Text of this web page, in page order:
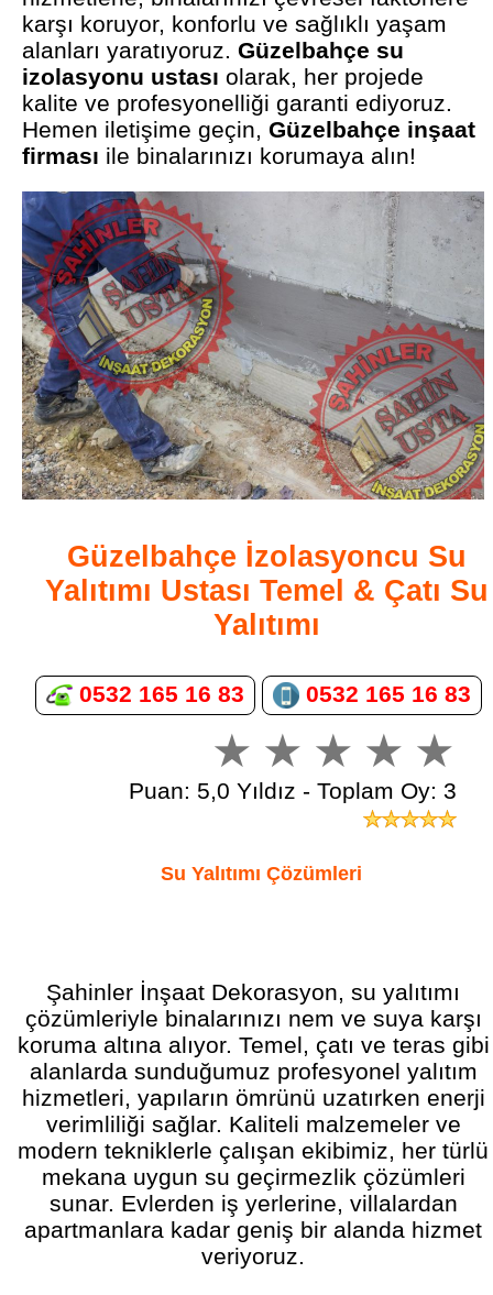
karşı koruyor, konforlu ve sağlıklı yaşam
alanları yaratıyoruz.Güzelbahçe su
izolasyonu ustası olarak, her projede
kalite ve profesyonelliği garanti ediyoruz.
Hemen iletişime geçin,Güzelbahçe inşaat
firması ile binalarınızı korumaya alın!
Güzelbahçe İzolasyoncu Su
Yalıtımı Ustası Temel & Çatı Su
Yalıtımı
0532 165 16 83 0532 165 16 83
Puan: 5,0 Yıldız - Toplam Oy: 3
Su Yalıtımı Çözümleri
Şahinler İnşaat Dekorasyon, su yalıtımı
çözümleriyle binalarınızı nem ve suya karşı
koruma altına alıyor. Temel, çatı ve teras gibi
alanlarda sunduğumuz profesyonel yalıtım
hizmetleri, yapıların ömrünü uzatırken enerji
verimliliği sağlar. Kaliteli malzemeler ve
modern tekniklerle çalışan ekibimiz, her türlü
mekana uygun su geçirmezlik çözümleri
sunar. Evlerden iş yerlerine, villalardan
apartmanlara kadar geniş bir alanda hizmet
veriyoruz.